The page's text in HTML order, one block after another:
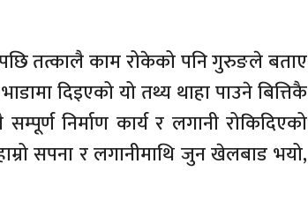
तत्कालै काम रोकेको पनि गुरुङले बताए
दिइएको यो तथ्य थाहा पाउने बित्तिकै
निर्माण कार्य र लगानी रोकिदिएको
सपना र लगानीमाथि जुन खेलबाड भयो,